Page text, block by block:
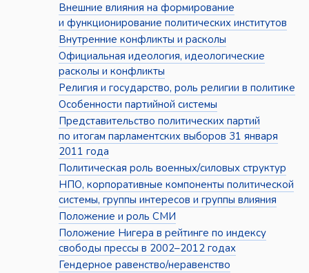
Внешние влияния на формирование
и функционирование политических институтов
Внутренние конфликты и расколы
Официальная идеология, идеологические
расколы и конфликты
Религия и государство, роль религии в политике
Особенности партийной системы
Представительство политических партий
по итогам парламентских выборов 31 января
2011 года
Политическая роль военных/силовых структур
НПО, корпоративные компоненты политической
системы, группы интересов и группы влияния
Положение и роль СМИ
Положение Нигера в рейтинге по индексу
свободы прессы в 2002–2012 годах
Гендерное равенство/неравенство